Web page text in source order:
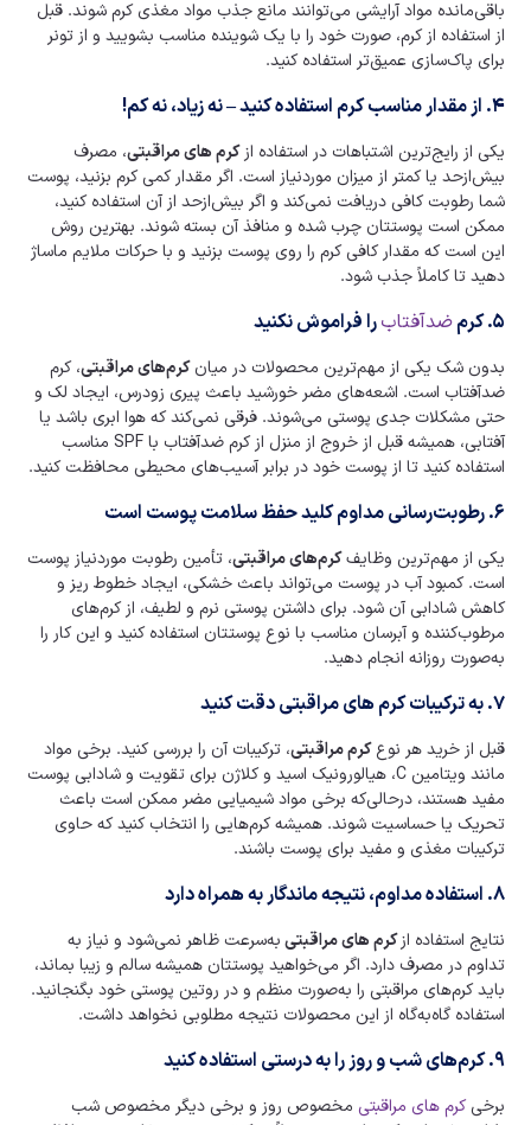
باقی‌مانده مواد آرایشی می‌توانند مانع جذب مواد مغذی کرم شوند. قبل
از استفاده از کرم، صورت خود را با یک شوینده مناسب بشویید و از تونر
برای پاک‌سازی عمیق‌تر استفاده کنید.
۴. از مقدار مناسب کرم استفاده کنید – نه زیاد، نه کم!
یکی از رایج‌ترین اشتباهات در استفاده ازکرم های مراقبتی، مصرف
بیش‌ازحد یا کمتر از میزان موردنیاز است. اگر مقدار کمی کرم بزنید، پوست
شما رطوبت کافی دریافت نمی‌کند و اگر بیش‌ازحد از آن استفاده کنید،
ممکن است پوستتان چرب شده و منافذ آن بسته شوند. بهترین روش
این است که مقدار کافی کرم را روی پوست بزنید و با حرکات ملایم ماساژ
دهید تا کاملاً جذب شود.
۵. کرم ضدآفتابرا فراموش نکنید
بدون شک یکی از مهم‌ترین محصولات در میانکرم‌های مراقبتی، کرم
ضدآفتاب است. اشعه‌های مضر خورشید باعث پیری زودرس، ایجاد لک و
حتی مشکلات جدی پوستی می‌شوند. فرقی نمی‌کند که هوا ابری باشد یا
آفتابی، همیشه قبل از خروج از منزل از کرم ضدآفتاب با SPF مناسب
استفاده کنید تا از پوست خود در برابر آسیب‌های محیطی محافظت کنید.
۶. رطوبت‌رسانی مداوم کلید حفظ سلامت پوست است
یکی از مهم‌ترین وظایفکرم‌های مراقبتی، تأمین رطوبت موردنیاز پوست
است. کمبود آب در پوست می‌تواند باعث خشکی، ایجاد خطوط ریز و
کاهش شادابی آن شود. برای داشتن پوستی نرم و لطیف، از کرم‌های
مرطوب‌کننده و آبرسان مناسب با نوع پوستتان استفاده کنید و این کار را
به‌صورت روزانه انجام دهید.
۷. به ترکیبات کرم های مراقبتی دقت کنید
قبل از خرید هر نوعکرم مراقبتی، ترکیبات آن را بررسی کنید. برخی مواد
مانند ویتامین C، هیالورونیک اسید و کلاژن برای تقویت و شادابی پوست
مفید هستند، درحالی‌که برخی مواد شیمیایی مضر ممکن است باعث
تحریک یا حساسیت شوند. همیشه کرم‌هایی را انتخاب کنید که حاوی
ترکیبات مغذی و مفید برای پوست باشند.
۸. استفاده مداوم، نتیجه ماندگار به همراه دارد
نتایج استفاده ازکرم های مراقبتیبه‌سرعت ظاهر نمی‌شود و نیاز به
تداوم در مصرف دارد. اگر می‌خواهید پوستتان همیشه سالم و زیبا بماند،
باید کرم‌های مراقبتی را به‌صورت منظم و در روتین پوستی خود بگنجانید.
استفاده گاه‌به‌گاه از این محصولات نتیجه مطلوبی نخواهد داشت.
۹. کرم‌های شب و روز را به درستی استفاده کنید
برخیکرم‌ های مراقبتی مخصوص روز و برخی دیگر مخصوص شب